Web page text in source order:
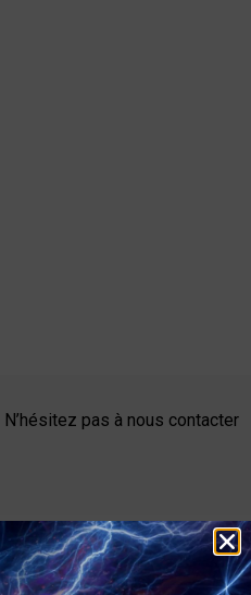
N’hésitez pas à nous contacter